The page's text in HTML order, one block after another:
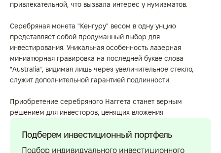
привлекательной, что вызвала интерес у нумизматов.
Серебряная монета "Кенгуру" весом в одну унцию
представляет собой продуманный выбор для
инвестирования. Уникальная особенность лазерная
миниатюрная гравировка на последней букве слова
"Australia", видимая лишь через увеличительное стекло,
служит дополнительной гарантией подлинности.
Приобретение серебряного Наггета станет верным
решением для инвесторов, ценящих вложения
Подберем инвестиционный портфель
Подбор индивидуального инвестиционного